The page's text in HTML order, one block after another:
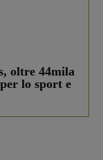
oltre 44mila
lo sport e